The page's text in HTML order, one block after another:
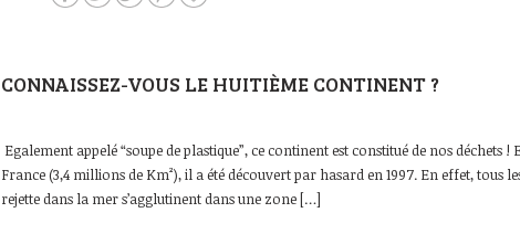
CONNAISSEZ-VOUS LE HUITIÈME CONTINENT ?
Egalement appelé “soupe de plastique”, ce continent est constitué de nos déchets !
France (3,4 millions de Km²), il a été découvert par hasard en 1997. En effet, tous
rejette dans la mer s’agglutinent dans une zone […]